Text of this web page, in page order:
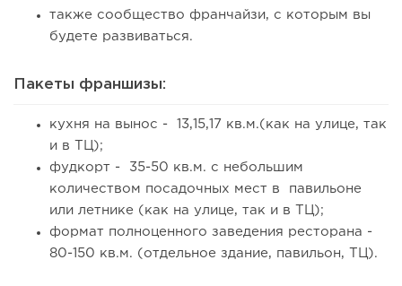
также сообщество франчайзи, с которым вы
будете развиваться.
Пакеты франшизы:
кухня на вынос - 13,15,17 кв.м.(как на улице, так
и в ТЦ);
фудкорт - 35-50 кв.м. с небольшим
количеством посадочных мест в павильоне
или летнике (как на улице, так и в ТЦ);
формат полноценного заведения ресторана -
80-150 кв.м. (отдельное здание, павильон, ТЦ).